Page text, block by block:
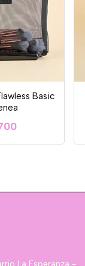
Basic
La Esperanza -